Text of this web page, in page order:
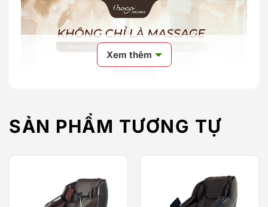
S94 sở hữu hàng loạt tính năng hiện đại như quét
Xem thêm
SẢN PHẨM TƯƠNG TỰ